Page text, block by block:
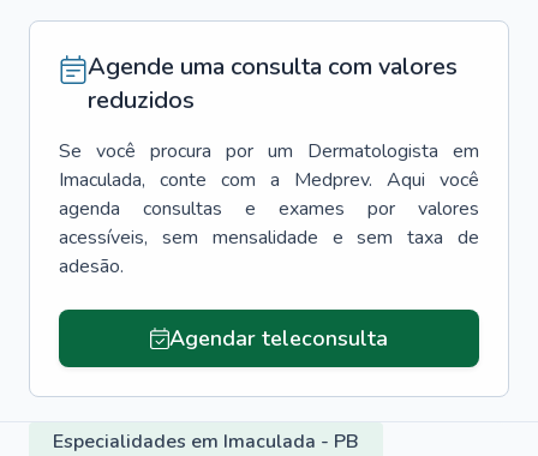
Agende uma consulta com valores
reduzidos
Se você procura por um Dermatologista em
Imaculada, conte com a Medprev. Aqui você
agenda consultas e exames por valores
acessíveis, sem mensalidade e sem taxa de
adesão.
Agendar teleconsulta
Especialidades em Imaculada - PB